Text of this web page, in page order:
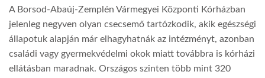
A Borsod-Abaúj-Zemplén Vármegyei Központi Kórházban
jelenleg negyven olyan csecsemő tartózkodik, akik egészségi
állapotuk alapján már elhagyhatnák az intézményt, azonban
családi vagy gyermekvédelmi okok miatt továbbra is kórházi
ellátásban maradnak. Országos szinten több mint 320